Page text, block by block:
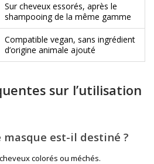
Sur cheveux essorés, après le
shampooing de la même gamme
Compatible vegan, sans ingrédient
d’origine animale ajouté
sur l’utilisation
masque est-il destiné ?
colorés ou méchés.